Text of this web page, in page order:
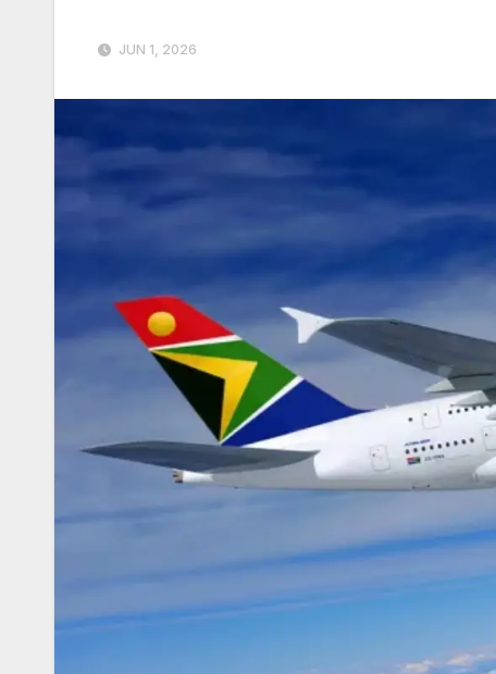
JUN 1, 2026